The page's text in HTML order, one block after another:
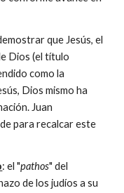
que Jesús, el
Dios (el título
como la
Dios mismo ha
Juan
para recalcar este
: el "pathos" del
de los judíos a su